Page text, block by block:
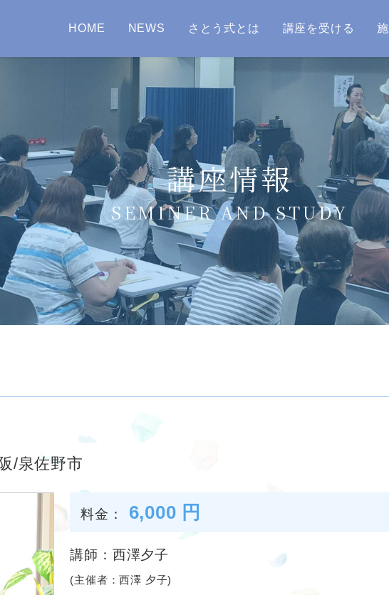
HOME NEWS さとう式とは 講座を受ける
講座情報
SEMINER AND STUDY
/泉佐野市
料金： 6,000 円
講師：西澤夕子
(主催者：西澤 夕子)